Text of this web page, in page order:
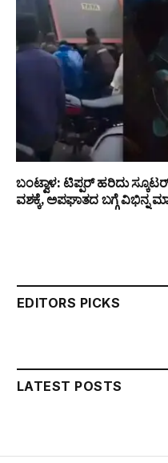
ಬಂಟ್ವಾಳ: ಟಿಪ್ಪರ್ ಹರಿದು
ವಶಕ್ಕೆ, ಅಪಘಾತದ ಬಗ್ಗೆ ವಿಭಿನ್ನ
EDITORS PICKS
LATEST POSTS